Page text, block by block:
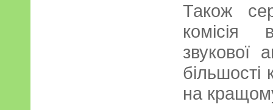
Також
комісія
звукової
більшості
на